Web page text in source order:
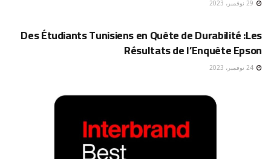
Des Étudiants Tunisiens en Quête de Durabilité :Les
Résultats de l’Enquête Epson